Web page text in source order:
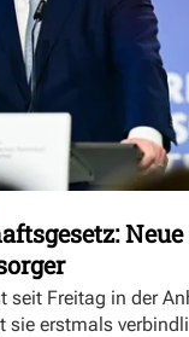
seit Freitag in der
sie erstmals